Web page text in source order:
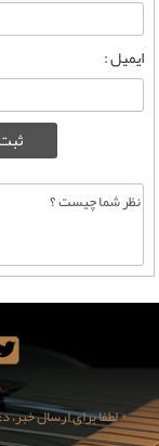
ایمیل :
* لطفا برای ارسال